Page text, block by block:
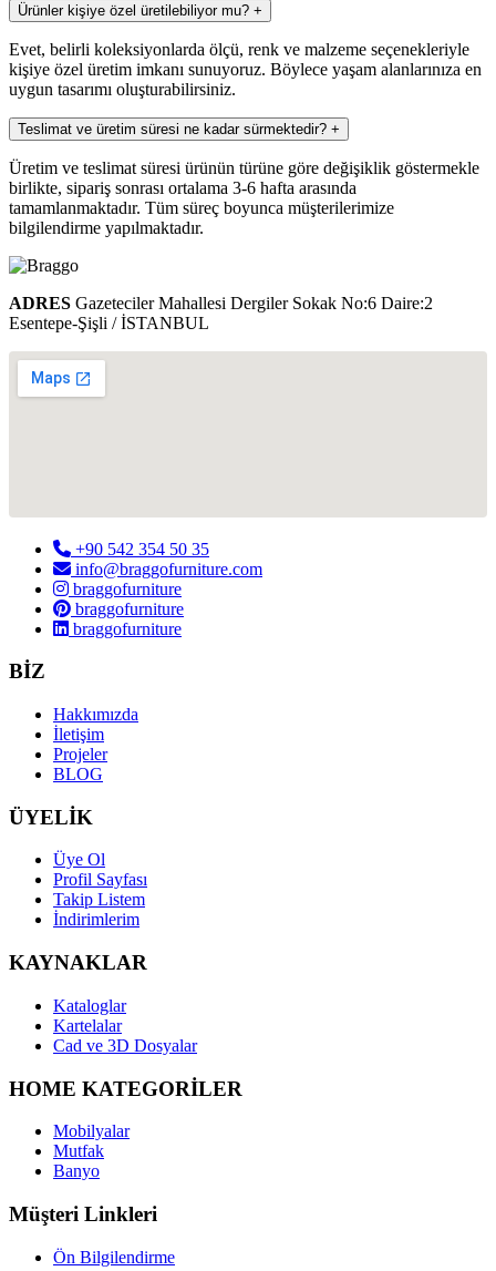
Ürünler kişiye özel üretilebiliyor mu? +
Evet, belirli koleksiyonlarda ölçü, renk ve malzeme seçenekleriyle
kişiye özel üretim imkanı sunuyoruz. Böylece yaşam alanlarınıza en
uygun tasarımı oluşturabilirsiniz.
Teslimat ve üretim süresi ne kadar sürmektedir? +
Üretim ve teslimat süresi ürünün türüne göre değişiklik göstermekle
birlikte, sipariş sonrası ortalama 3-6 hafta arasında
tamamlanmaktadır. Tüm süreç boyunca müşterilerimize
bilgilendirme yapılmaktadır.
ADRES Gazeteciler Mahallesi Dergiler Sokak No:6 Daire:2
Esentepe-Şişli / İSTANBUL
+90 542 354 50 35
info@braggofurniture.com
braggofurniture
braggofurniture
braggofurniture
BİZ
Hakkımızda
İletişim
Projeler
BLOG
ÜYELİK
Üye Ol
Profil Sayfası
Takip Listem
İndirimlerim
KAYNAKLAR
Kataloglar
Kartelalar
Cad ve 3D Dosyalar
HOME KATEGORİLER
Mobilyalar
Mutfak
Banyo
Müşteri Linkleri
Ön Bilgilendirme